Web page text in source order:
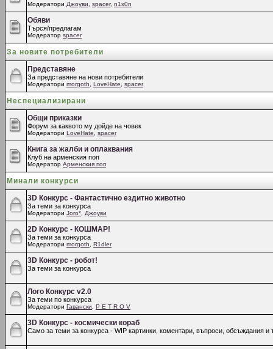
Модератори Джоуви spacer, n1x0n
Обяви
Търся/предлагам
Модератор spacer
За новите потребители
Представяне
За представяне на нови потребители
Модератори morgoth LoveHate spacer
Неспециализирани
Общи приказки
Форум за каквото му дойде на човек
Модератори LoveHate spacer
Книга за жалби и оплаквания
Клуб на арменския поп
Модератор Арменския поп
Минали конкурси
3D Конкурс - Фантастично ездитно животно
За теми за конкурса
Модератори Joro* Джоуви
2D Конкурс - КОШМАР!
За теми за конкурса
Модератори morgoth R1dler
3D Конкурс - робот!
За теми за конкурса
Лого Конкурс v2.0
За теми по конкурса
Модератори Гавански P E T R O V
3D Конкурс - космически кораб
Само за теми за конкурса - WIP картинки, коментари, въпроси, обсъждания и